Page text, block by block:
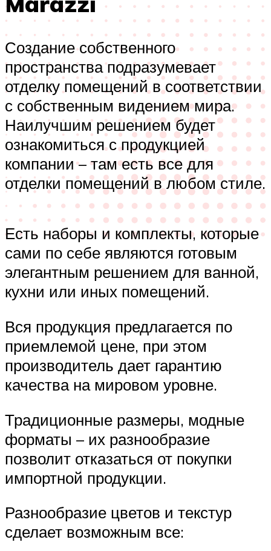
Создание собственного
пространства подразумевает
отделку помещений в соответствии
с собственным видением мира.
Наилучшим решением будет
ознакомиться с продукцией
компании – там есть все для
отделки помещений в любом стиле.
Есть наборы и комплекты, которые
сами по себе являются готовым
элегантным решением для ванной,
кухни или иных помещений.
Вся продукция предлагается по
приемлемой цене, при этом
производитель дает гарантию
качества на мировом уровне.
Традиционные размеры, модные
форматы – их разнообразие
позволит отказаться от покупки
импортной продукции.
Разнообразие цветов и текстур
сделает возможным все: